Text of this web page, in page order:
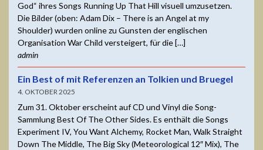
God“ ihres Songs Running Up That Hill visuell umzusetzen.
Die Bilder (oben: Adam Dix – There is an Angel at my
Shoulder) wurden online zu Gunsten der englischen
Organisation War Child versteigert, für die […]
admin
Ein Best of mit Referenzen an Tolkien und Bruegel
4. OKTOBER 2025
Zum 31. Oktober erscheint auf CD und Vinyl die Song-
Sammlung Best Of The Other Sides. Es enthält die Songs
Experiment IV, You Want Alchemy, Rocket Man, Walk Straight
Down The Middle, The Big Sky (Meteorological 12″ Mix), The